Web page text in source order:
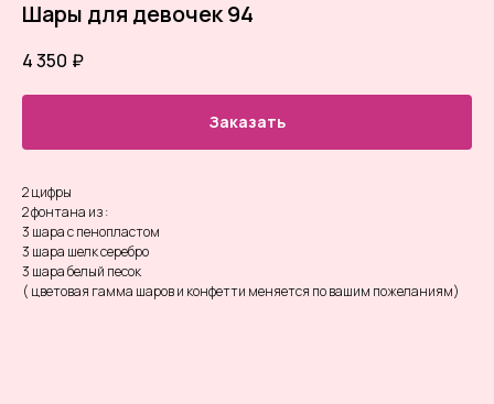
Шары для девочек 94
4 350 ₽
Заказать
2 цифры
2 фонтана из :
3 шара с пенопластом
3 шара шелк серебро
3 шара белый песок
( цветовая гамма шаров и конфетти меняется по вашим пожеланиям)